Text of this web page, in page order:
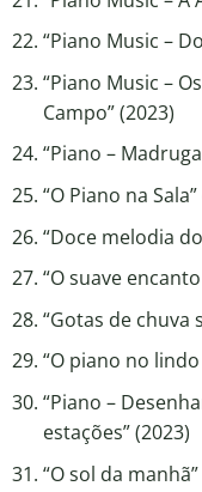
“Piano Music –
“Piano Music –
Campo” (2023)
“Piano –
“O Piano na
“Doce melodia
“O suave
“Gotas de chuva
“O piano no
“Piano –
estações” (2023)
“O sol da